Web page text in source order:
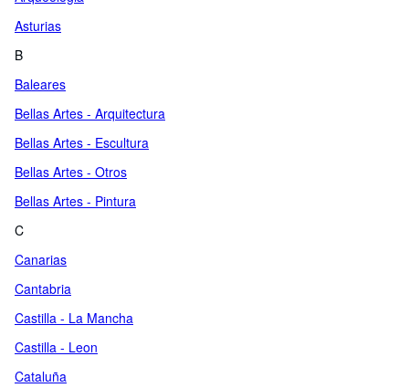
Asturias
B
Baleares
Bellas Artes - Arquitectura
Bellas Artes - Escultura
Bellas Artes - Otros
Bellas Artes - Pintura
C
Canarias
Cantabria
Castilla - La Mancha
Castilla - Leon
Cataluña